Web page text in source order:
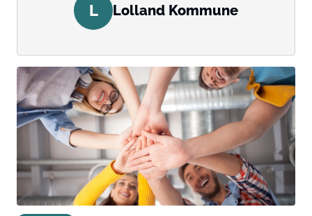
L Lolland Kommune